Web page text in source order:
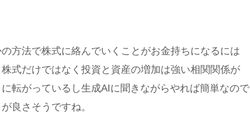
方法で株式に絡んでいくことがお金持ちになるには
式だけではなく投資と資産の増加は強い相関関係が
転がっているし生成AIに聞きながらやれば簡単なので
良さそうですね。